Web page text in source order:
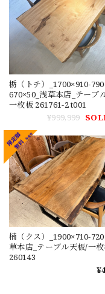
栃（トチ）_1700×910-
670×50_浅草本店_テーブ
一枚板 261761-2 t001
¥999,999
楠（クス）_1900×710-
草本店_テーブル天板/一
260143